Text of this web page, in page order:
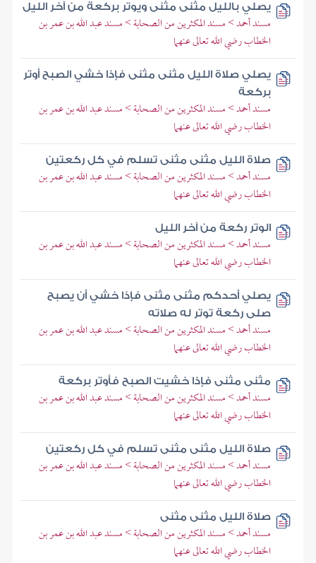
يصلي بالليل مثنى مثنى ويوتر بركعة من آخر الليل
مسند أحمد > مسند المكثرين من الصحابة > مسند عبد الله بن عمر بن
الخطاب رضي الله تعالى عنهما
يصلي صلاة الليل مثنى مثنى فإذا خشي الصبح أوتر
بركعة
مسند أحمد > مسند المكثرين من الصحابة > مسند عبد الله بن عمر بن
الخطاب رضي الله تعالى عنهما
صلاة الليل مثنى مثنى تسلم في كل ركعتين
مسند أحمد > مسند المكثرين من الصحابة > مسند عبد الله بن عمر بن
الخطاب رضي الله تعالى عنهما
الوتر ركعة من آخر الليل
مسند أحمد > مسند المكثرين من الصحابة > مسند عبد الله بن عمر بن
الخطاب رضي الله تعالى عنهما
يصلي أحدكم مثنى مثنى فإذا خشي أن يصبح
صلى ركعة توتر له صلاته
مسند أحمد > مسند المكثرين من الصحابة > مسند عبد الله بن عمر بن
الخطاب رضي الله تعالى عنهما
مثنى مثنى فإذا خشيت الصبح فأوتر بركعة
مسند أحمد > مسند المكثرين من الصحابة > مسند عبد الله بن عمر بن
الخطاب رضي الله تعالى عنهما
صلاة الليل مثنى مثنى تسلم في كل ركعتين
مسند أحمد > مسند المكثرين من الصحابة > مسند عبد الله بن عمر بن
الخطاب رضي الله تعالى عنهما
صلاة الليل مثنى مثنى
مسند أحمد > مسند المكثرين من الصحابة > مسند عبد الله بن عمر بن
الخطاب رضي الله تعالى عنهما